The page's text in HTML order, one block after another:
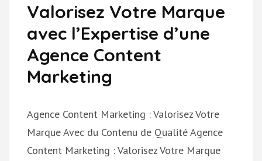
Valorisez Votre Marque
avec l’Expertise d’une
Agence Content
Marketing
Agence Content Marketing : Valorisez Votre
Marque Avec du Contenu de Qualité Agence
Content Marketing : Valorisez Votre Marque